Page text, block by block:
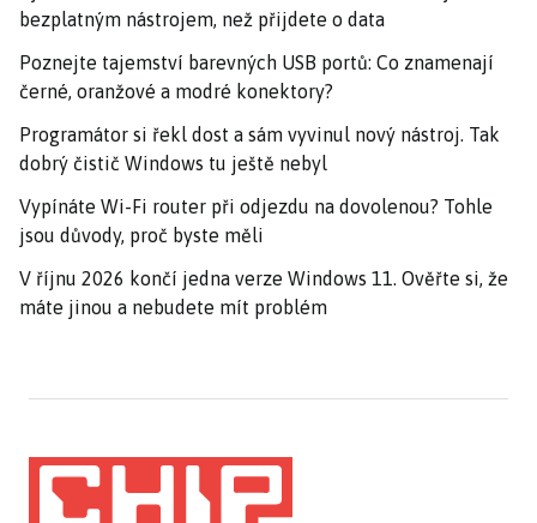
bezplatným nástrojem, než přijdete o data
Poznejte tajemství barevných USB portů: Co znamenají
černé, oranžové a modré konektory?
Programátor si řekl dost a sám vyvinul nový nástroj. Tak
dobrý čistič Windows tu ještě nebyl
Vypínáte Wi-Fi router při odjezdu na dovolenou? Tohle
jsou důvody, proč byste měli
V říjnu 2026 končí jedna verze Windows 11. Ověřte si, že
máte jinou a nebudete mít problém